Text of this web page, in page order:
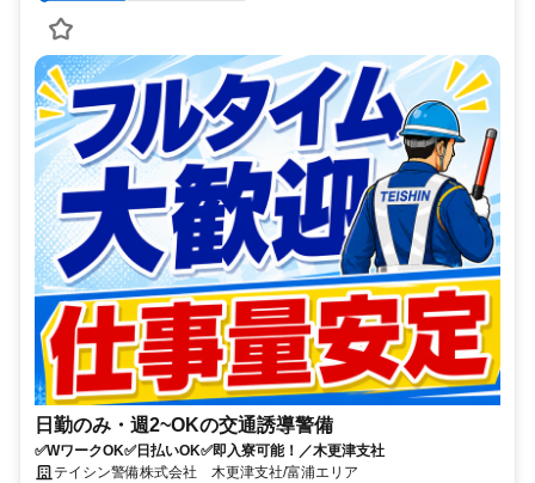
日勤のみ・週2~OKの交通誘導警備
✅WワークOK✅日払いOK✅即入寮可能！／木更津支社
テイシン警備株式会社 木更津支社/富浦エリア